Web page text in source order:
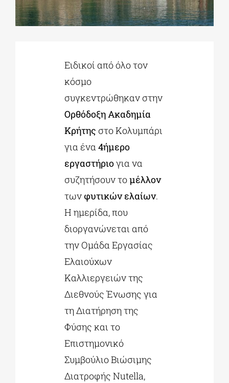
ΕΚΠΑΙΔΕΥΤΙΚΑ ΙΔΡΥΜΑΤΑ
ΠΟΛΙΤΙΣΤΙΚΟΙ ΦΟΡΕΙΣ
Ειδικοί από όλο τον
κόσμο
συγκεντρώθηκαν στην
Ορθόδοξη Ακαδημία
Κρήτης στο Κολυμπάρι
για ένα 4ήμερο
εργαστήριογια να
συζητήσουν τομέλλον
των φυτικών ελαίων.
Η ημερίδα, που
διοργανώνεται από
την Ομάδα Εργασίας
Ελαιούχων
Καλλιεργειών της
Διεθνούς Ένωσης για
τη Διατήρηση της
Φύσης και το
Επιστημονικό
Συμβούλιο Βιώσιμης
Διατροφής Nutella,